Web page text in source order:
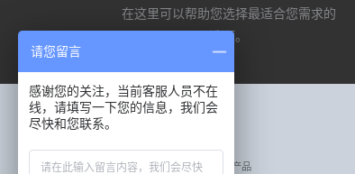
在这里可以帮助您选择最适合您需求的
选项。
Labsphere产品
MEASURE:激光测量产品
MEASURE:透射率和反射率测量产品
请您留言
感谢您的关注，当前客服人员不在
线，请填写一下您的信息，我们会
尽快和您联系。